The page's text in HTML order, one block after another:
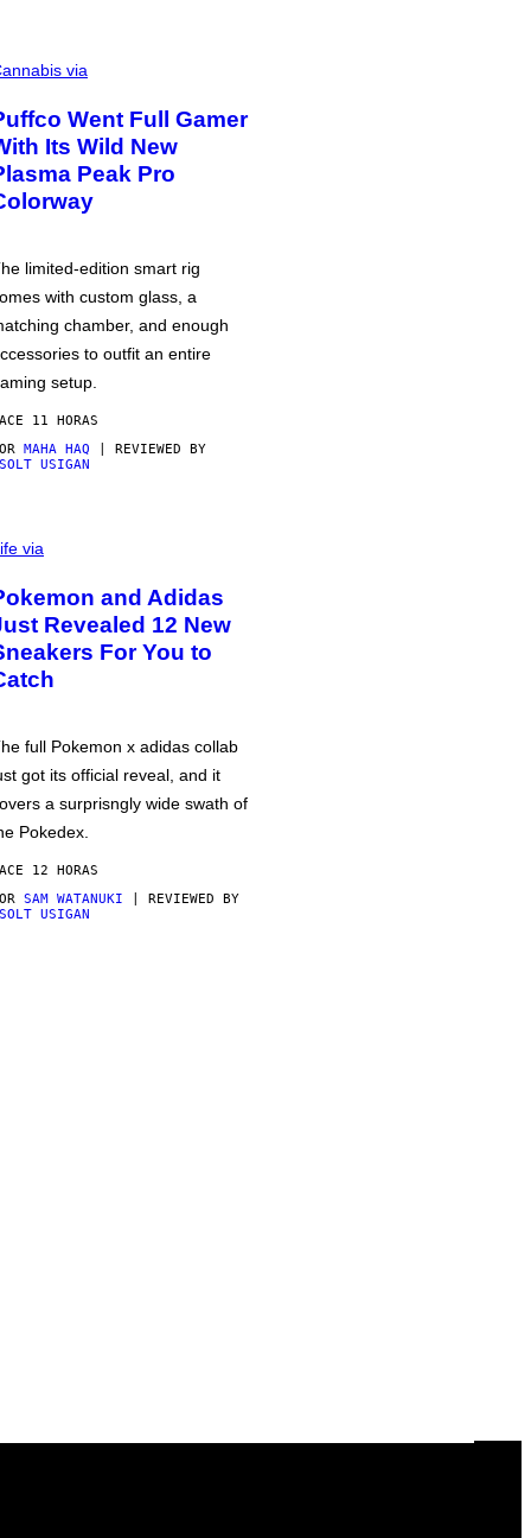
via
Went Full Gamer
Its Wild New
Peak Pro
limited-edition smart rig
with custom glass, a
chamber, and enough
to outfit an entire
setup.
11 HORAS
MAHA HAQ | REVIEWED BY
USIGAN
via
and Adidas
Revealed 12 New
For You to
full Pokemon x adidas collab
got its official reveal, and it
a surprisngly wide swath of
Pokedex.
12 HORAS
SAM WATANUKI | REVIEWED BY
USIGAN